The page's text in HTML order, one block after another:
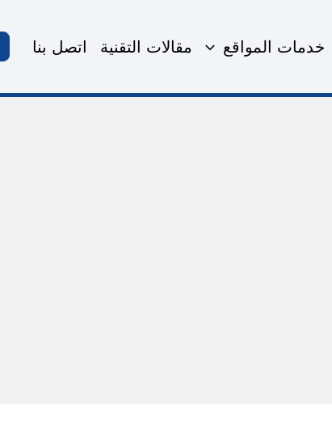
خدمات المواقع مقالات التقنية اتصل بنا